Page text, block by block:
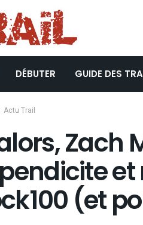
DÉBUTER GUIDE DES
Actu Trail
Zach
(et